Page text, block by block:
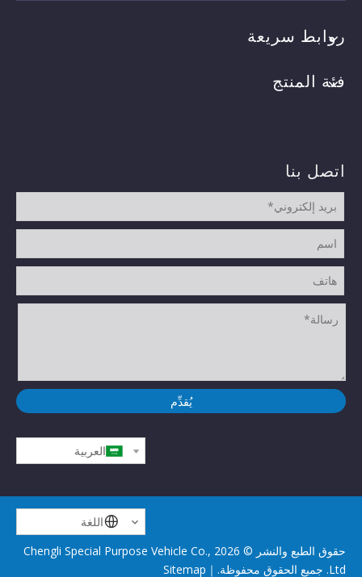
روابط سريعة
فئة المنتج
اتصل بنا
يُقدِّم
العربية
اللغة
حقوق الطبع والنشر © 2026
Chengli Special Purpose Vehicle Co.,
Ltd. جميع الحقوق محفوظة.｜
Sitemap